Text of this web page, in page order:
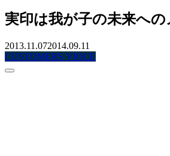
実印は我が子の未来へ
2013.11.072014.09.11
CUSTOMERS VIOCE